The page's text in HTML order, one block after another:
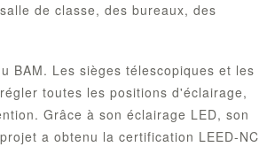
de classe, des bureaux, des
BAM. Les sièges télescopiques et les
toutes les positions d'éclairage,
Grâce à son éclairage LED, son
a obtenu la certification LEED-NC